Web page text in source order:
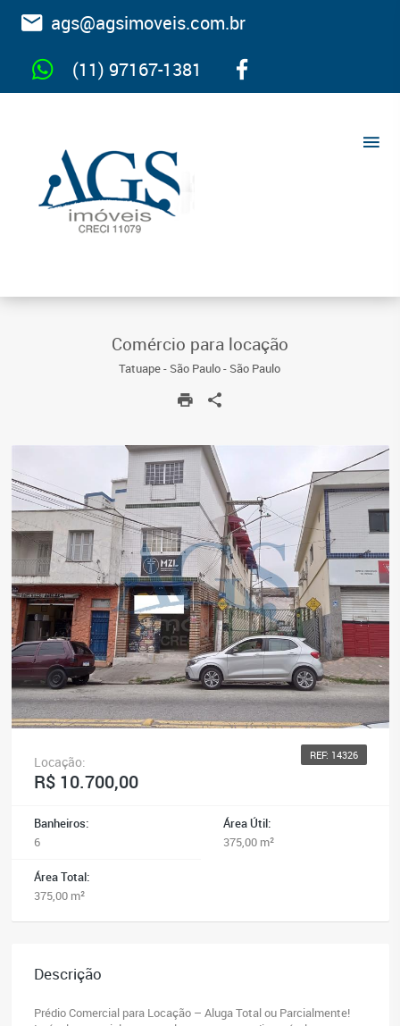
ags@agsimoveis.com.br
(11) 97167-1381
Comércio para locação
Tatuape - São Paulo - São Paulo
REF: 14326
Locação:
R$ 10.700,00
Banheiros:
6
Área Útil:
375,00 m²
Área Total:
375,00 m²
Descrição
Prédio Comercial para Locação – Aluga Total ou Parcialmente!